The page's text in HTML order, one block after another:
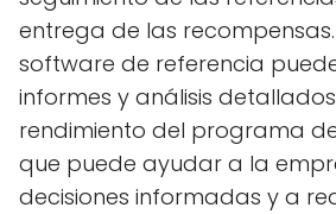
entrega de las
software de referencia
informes y análisis
rendimiento del programa
que puede ayudar a la
decisiones informadas y a